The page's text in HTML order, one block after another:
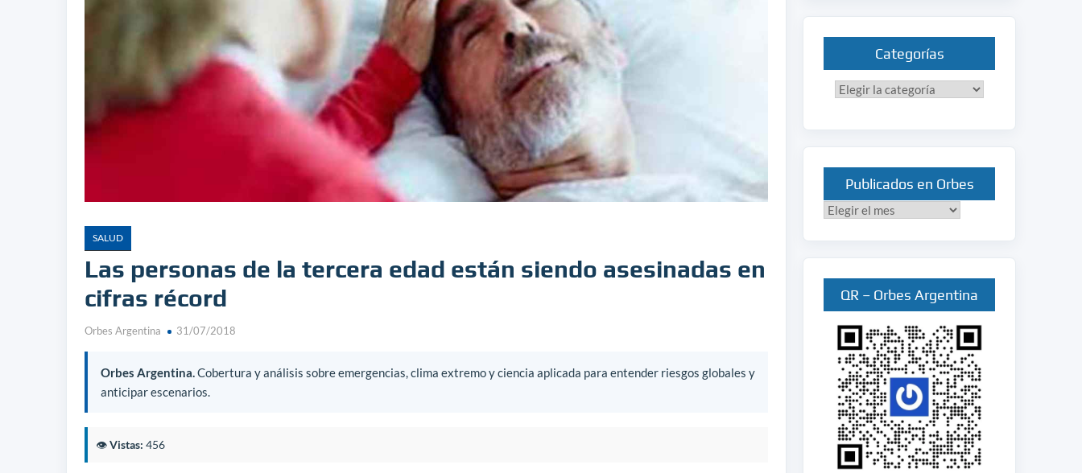
SALUD
Las personas de la tercera edad están siendo asesinadas en
cifras récord
Orbes Argentina 31/07/2018
Orbes Argentina.Cobertura y análisis sobre emergencias, clima extremo y ciencia aplicada para entender riesgos globales y
anticipar escenarios.
👁️Vistas: 456
Categorías
Categorías
Publicados en Orbes
Publicados
QR – Orbes Argentina